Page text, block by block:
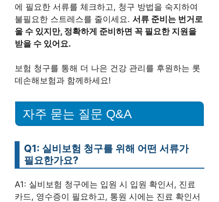
에 필요한 서류를 체크하고, 청구 방법을 숙지하여
불필요한 스트레스를 줄이세요. 서류 준비는 번거로
울 수 있지만, 정확하게 준비하면 꼭 필요한 지원을
받을 수 있어요.
보험 청구를 통해 더 나은 건강 관리를 후원하는 롯
데손해보험과 함께하세요!
자주 묻는 질문 Q&A
Q1: 실비보험 청구를 위해 어떤 서류가
필요한가요?
A1: 실비보험 청구에는 입원 시 입원 확인서, 진료
카드, 영수증이 필요하고, 통원 시에는 진료 확인서